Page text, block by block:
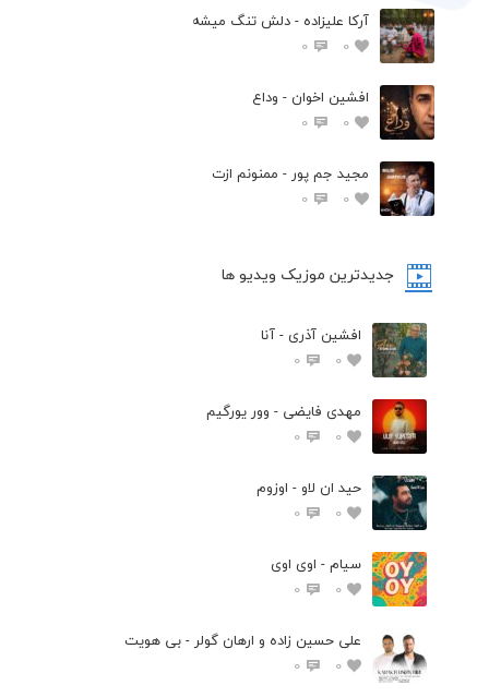
آرکا علیزاده - دلش تنگ میشه
0
0
افشين اخوان - وداع
0
0
مجید جم پور - ممنونم ازت
0
0
جدیدترین موزیک ویدیو ها
افشین آذری - آنا
0
0
مهدی فایضی - وور یورگیم
0
0
حید ان لاو - اوزوم
0
0
سیام - اوی اوی
0
0
علی حسین زاده و ارهان گولر - بی هویت
0
0